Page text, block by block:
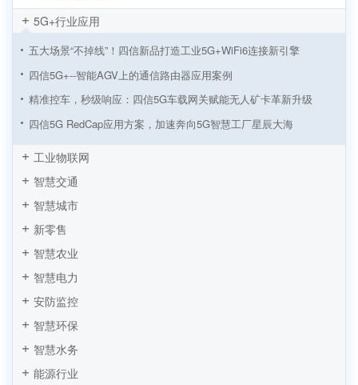
5G+行业应用
五大场景“不掉线”！四信新品打造工业5G+WiFi6连接新引擎
四信5G+--智能AGV上的通信路由器应用案例
精准控车，秒级响应：四信5G车载网关赋能无人矿卡革新升级
四信5G RedCap应用方案，加速奔向5G智慧工厂星辰大海
四信5G工业路由器助力5G LAN智慧工厂应用方案加速落地
5G工业路由器智慧塔吊无线监测方案，四信让施工安全看得见
5G+智慧工厂数据采集监控方案 “数字工厂”到“物联工厂”
AGV小车基于四信5G工业路由器的应用
工业机器人远程监控系统方案
工业物联网
智慧交通
智慧城市
新零售
智慧农业
智慧电力
安防监控
智慧环保
智慧水务
能源行业